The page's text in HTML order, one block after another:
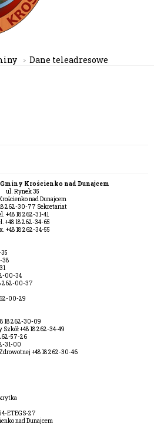
Dane teleadresowe
Krościenko nad Dunajcem
ul. Rynek 35
nad Dunajcem
262-30-77 Sekretariat
+48 18 262-31-41
+48 18 262-34-65
+48 18 262-34-55
38
00-34
262-00-37
00-29
18 262-30-09
+48 18 262-34-49
57-26
31-00
+48 18 262-30-46
ETEGS-27
nad Dunajcem